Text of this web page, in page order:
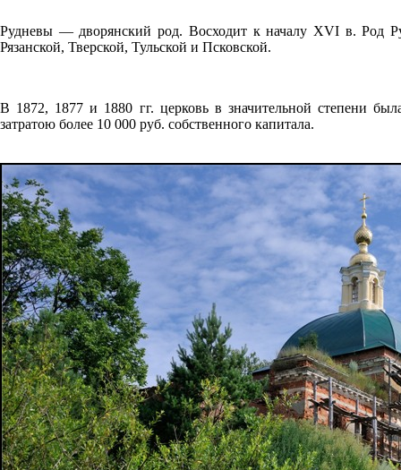
Рудневы — дворянский род. Восходит к началу XVI в. Род
Рязанской, Тверской, Тульской и Псковской.
В 1872, 1877 и 1880 гг. церковь в значительной степени
затратою более 10 000 руб. собственного капитала.